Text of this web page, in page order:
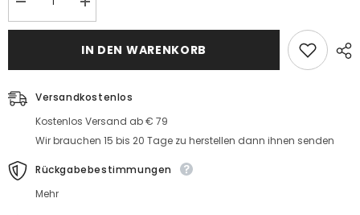
Wunderschöne
Hochzeitskleider
Brautkleider
Meerjungfrau
MengeWunderschöne
Hochzeitskleider
Mit
Ärmel
Brautkleider
Spitze
IN DEN WARENKORB
Versandkostenlos
Kostenlos Versand ab € 79
Wir brauchen 15 bis 20 Tage zu herstellen dann ihnen senden
Rückgabebestimmungen
Mehr